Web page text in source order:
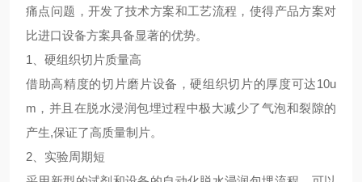
痛点问题，开发了技术方案和工艺流程，使得产品方案对
比进口设备方案具备显著的优势。
1、硬组织切片质量高
借助高精度的切片磨片设备，硬组织切片的厚度可达10u
m，并且在脱水浸润包埋过程中极大减少了气泡和裂隙的
产生,保证了高质量制片。
2、实验周期短